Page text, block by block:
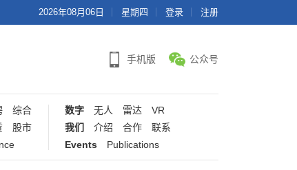
2026年08月06日 星期四 登录 注册
手机版 公众号
综合
股市
数字 无人 雷达
VR
我们
介绍 合作
联系
Events
Publications